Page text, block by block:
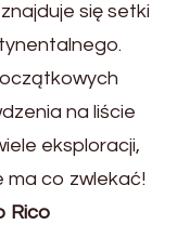
się setki
na liście
eksploracji,
ma co zwlekać!
Rico